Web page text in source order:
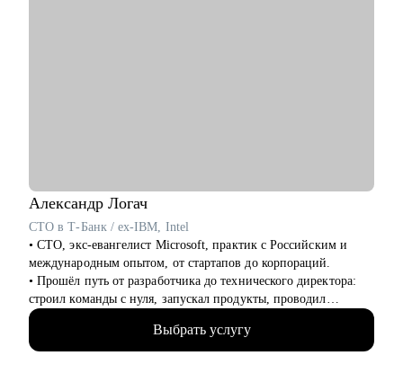
Александр Логач
CTO в Т-Банк / ex-IBM, Intel
• CTO, экс-евангелист Microsoft, практик с Российским и
международным опытом, от стартапов до корпораций.
• Прошёл путь от разработчика до технического директора:
строил команды с нуля, запускал продукты, проводил
трансформации в больших компаниях, работал с IBM, Intel,
• Умею сочетать системное мышление с живым интересом к
Выбрать услугу